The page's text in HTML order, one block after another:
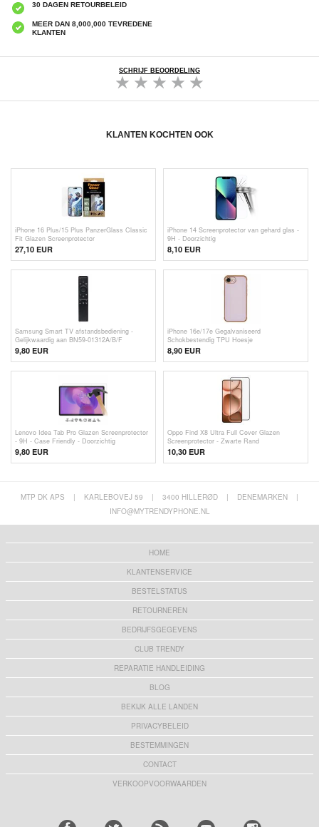
30 DAGEN RETOURBELEID
MEER DAN 8,000,000 TEVREDENE
KLANTEN
SCHRIJF BEOORDELING
KLANTEN KOCHTEN OOK
iPhone 16 Plus/15 Plus PanzerGlass Classic
Fit Glazen Screenprotector
27,10 EUR
iPhone 14 Screenprotector van gehard glas -
9H - Doorzichtig
8,10 EUR
Samsung Smart TV afstandsbediening -
Gelijkwaardig aan BN59-01312A/B/F
9,80 EUR
iPhone 16e/17e Gegalvaniseerd
Schokbestendig TPU Hoesje
8,90 EUR
Lenovo Idea Tab Pro Glazen Screenprotector
- 9H - Case Friendly - Doorzichtig
9,80 EUR
Oppo Find X8 Ultra Full Cover Glazen
Screenprotector - Zwarte Rand
10,30 EUR
MTP DK APS | KARLEBOVEJ 59 | 3400 HILLERØD | DENEMARKEN
|
INFO@MYTRENDYPHONE.NL
HOME
KLANTENSERVICE
BESTELSTATUS
RETOURNEREN
BEDRIJFSGEGEVENS
CLUB TRENDY
REPARATIE HANDLEIDING
BLOG
BEKIJK ALLE LANDEN
PRIVACYBELEID
BESTEMMINGEN
CONTACT
VERKOOPVOORWAARDEN